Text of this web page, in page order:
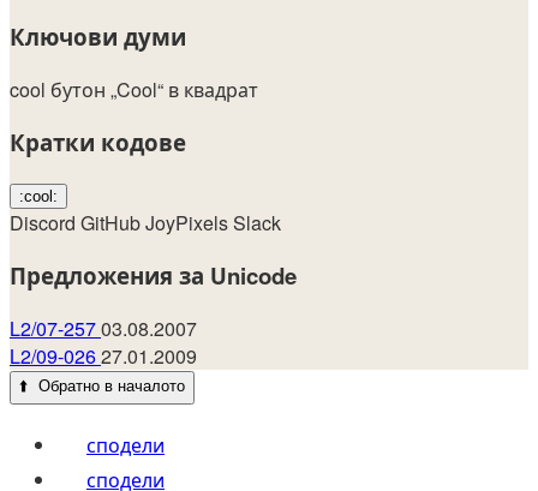
Ключови думи
cool бутон „Cool“ в квадрат
Кратки кодове
:cool:
Discord GitHubJoyPixelsSlack
Предложения за Unicode
L2/07-25703.08.2007
L2/09-02627.01.2009
⬆️ Обратно в началото
сподели
сподели